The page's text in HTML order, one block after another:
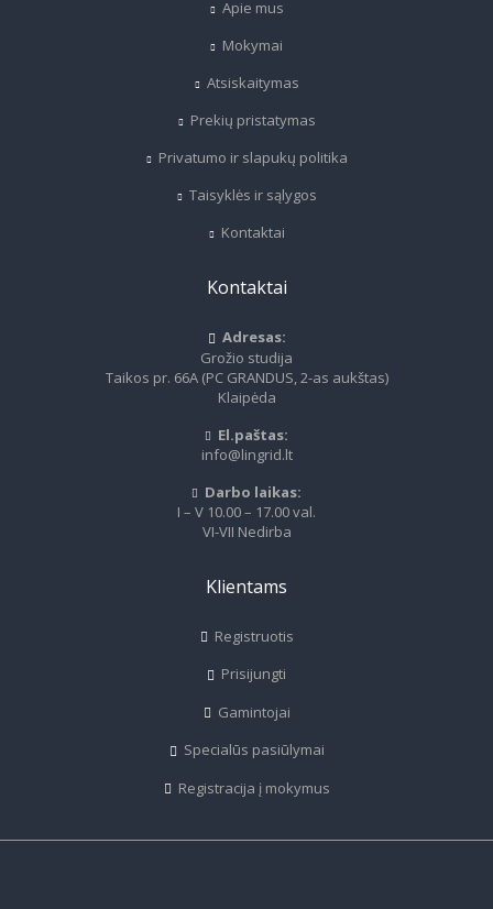
Apie mus
Mokymai
Atsiskaitymas
Prekių pristatymas
Privatumo ir slapukų politika
Taisyklės ir sąlygos
Kontaktai
Kontaktai
Adresas:
Grožio studija
Taikos pr. 66A (PC GRANDUS, 2-as aukštas)
Klaipėda
El.paštas:
info@lingrid.lt
Darbo laikas:
I – V 10.00 – 17.00 val.
VI-VII Nedirba
Klientams
Registruotis
Prisijungti
Gamintojai
Specialūs pasiūlymai
Registracija į mokymus